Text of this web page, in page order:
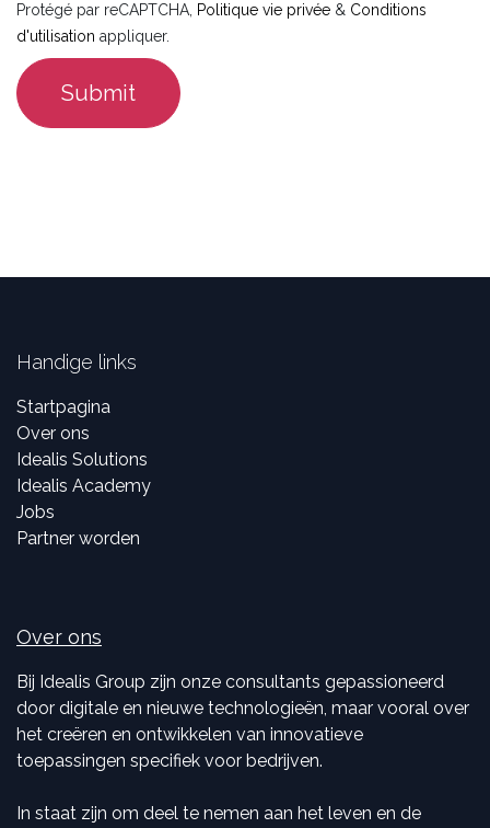
Protégé par reCAPTCHA, Politique vie privée & Conditions
d'utilisation appliquer.
Submit
Handige links
Startpagina
Over ons
Idealis Solutions
Idealis Academy
Jobs
Partner worden
Over ons
Bij Idealis Group zijn onze consultants gepassioneerd
door digitale en nieuwe technologieën, maar vooral over
het creëren en ontwikkelen van innovatieve
toepassingen specifiek voor bedrijven.
In staat zijn om deel te nemen aan het leven en de